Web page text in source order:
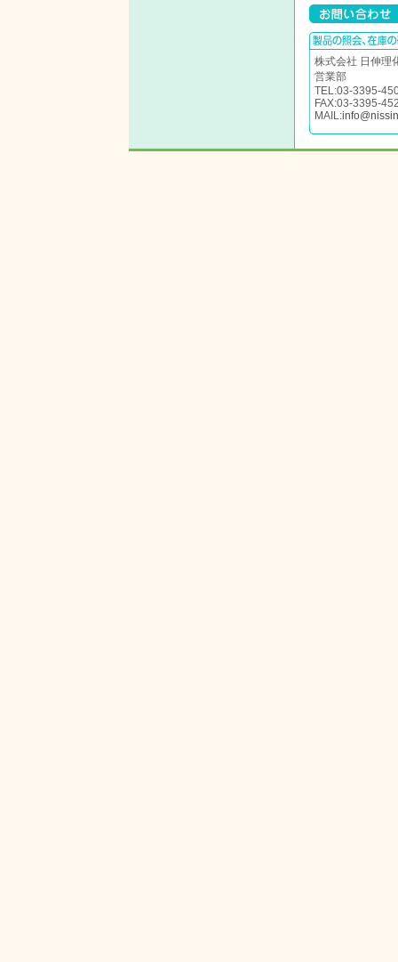
株式会社 日伸理
営業部
TEL:03-3395-
FAX:03-3395-
MAIL: